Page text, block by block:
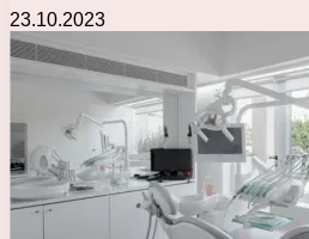
23.10.2023